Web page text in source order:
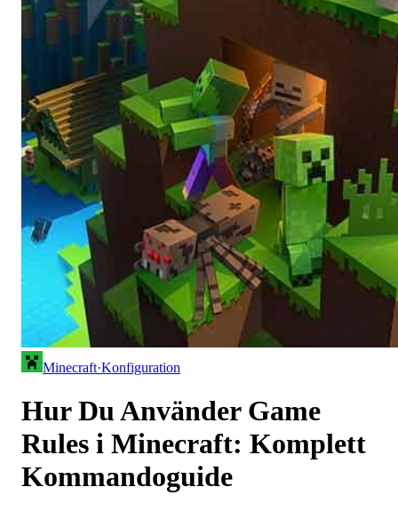
Minecraft·Konfiguration
Hur Du Använder Game
Rules i Minecraft: Komplett
Kommandoguide